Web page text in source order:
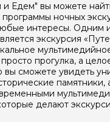
и Едем" вы можете
ночных
интересы. Одним
экскурсия
прогулка, а
вы сможете увидеть
памятники,
делают
почта